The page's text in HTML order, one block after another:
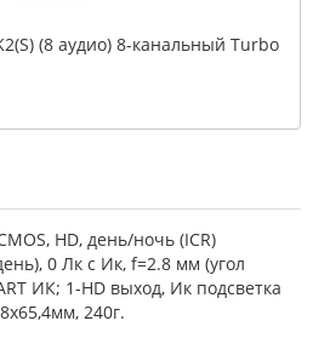
(8 аудио) 8-канальный Turbo
HD, день/ночь (ICR)
0 Лк c Ик, f=2.8 мм (угол
ИК; 1-HD выход, Ик подсветка
240г.